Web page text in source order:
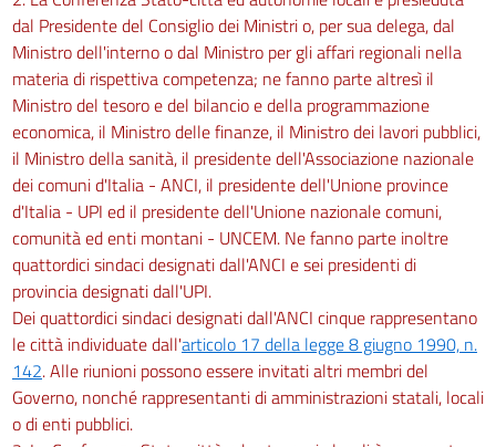
dal Presidente del Consiglio dei Ministri o, per sua delega, dal
Ministro dell'interno o dal Ministro per gli affari regionali nella
materia di rispettiva competenza; ne fanno parte altresì il
Ministro del tesoro e del bilancio e della programmazione
economica, il Ministro delle finanze, il Ministro dei lavori pubblici,
il Ministro della sanità, il presidente dell'Associazione nazionale
dei comuni d'Italia - ANCI, il presidente dell'Unione province
d'Italia - UPI ed il presidente dell'Unione nazionale comuni,
comunità ed enti montani - UNCEM. Ne fanno parte inoltre
quattordici sindaci designati dall'ANCI e sei presidenti di
provincia designati dall'UPI.
Dei quattordici sindaci designati dall'ANCI cinque rappresentano
le città individuate dall'articolo 17 della legge 8 giugno 1990, n.
142. Alle riunioni possono essere invitati altri membri del
Governo, nonché rappresentanti di amministrazioni statali, locali
o di enti pubblici.